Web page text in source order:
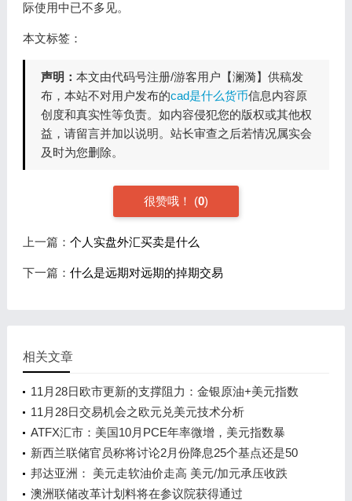
际使用中已不多见。
本文标签：
声明： 本文由代码号注册/游客用户【澜漪】供稿发
布，本站不对用户发布的cad是什么货币信息内容原
创度和真实性等负责。如内容侵犯您的版权或其他权
益，请留言并加以说明。站长审查之后若情况属实会
及时为您删除。
很赞哦！ (0)
上一篇： 个人实盘外汇买卖是什么
下一篇： 什么是远期对远期的掉期交易
相关文章
11月28日欧市更新的支撑阻力：金银原油+美元指数
等八大货币对
11月28日交易机会之欧元兑美元技术分析
ATFX汇市：美国10月PCE年率微增，美元指数暴
跌！
新西兰联储官员称将讨论2月份降息25个基点还是50
个基点
邦达亚洲： 美元走软油价走高 美元/加元承压收跌
澳洲联储改革计划料将在参议院获得通过